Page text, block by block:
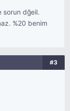
sorun dğeil.
%20 benim
#3